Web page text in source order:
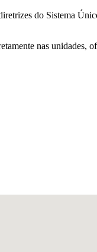
do Sistema
nas unidades,